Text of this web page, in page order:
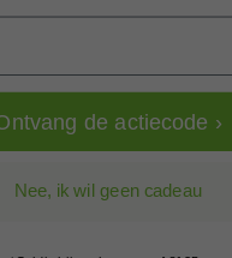
Alle prijzen zijn in
de actiecode ›
Nee, ik wil geen cadeau